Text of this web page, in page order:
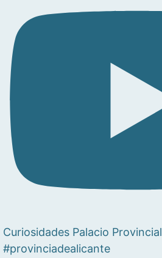
Curiosidades Palacio Provincial
#provinciadealicante